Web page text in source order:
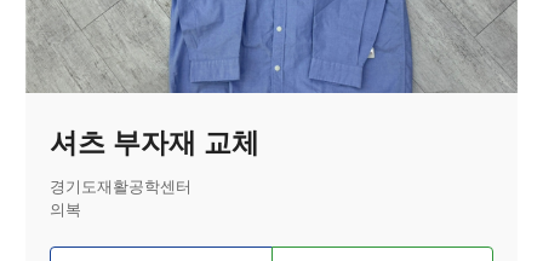
셔츠 부자재 교체
경기도재활공학센터
의복